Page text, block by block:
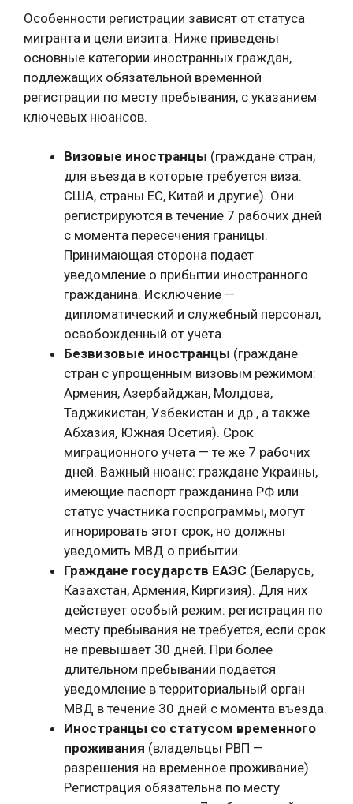
Особенности регистрации зависят от статуса
мигранта и цели визита. Ниже приведены
основные категории иностранных граждан,
подлежащих обязательной временной
регистрации по месту пребывания, с указанием
ключевых нюансов.
Визовые иностранцы (граждане стран,
для въезда в которые требуется виза:
США, страны ЕС, Китай и другие). Они
регистрируются в течение 7 рабочих дней
с момента пересечения границы.
Принимающая сторона подает
уведомление о прибытии иностранного
гражданина. Исключение —
дипломатический и служебный персонал,
освобожденный от учета.
Безвизовые иностранцы (граждане
стран с упрощенным визовым режимом:
Армения, Азербайджан, Молдова,
Таджикистан, Узбекистан и др., а также
Абхазия, Южная Осетия). Срок
миграционного учета — те же 7 рабочих
дней. Важный нюанс: граждане Украины,
имеющие паспорт гражданина РФ или
статус участника госпрограммы, могут
игнорировать этот срок, но должны
уведомить МВД о прибытии.
Граждане государств ЕАЭС (Беларусь,
Казахстан, Армения, Киргизия). Для них
действует особый режим: регистрация по
месту пребывания не требуется, если срок
не превышает 30 дней. При более
длительном пребывании подается
уведомление в территориальный орган
МВД в течение 30 дней с момента въезда.
Иностранцы со статусом временного
проживания (владельцы РВП —
разрешения на временное проживание).
Регистрация обязательна по месту